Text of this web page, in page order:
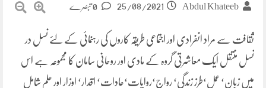
Abdul Khateeb
25/08/2021
ثقافت سے مراد انفرادی اور اجتماعی طریقہ کاروں کی رہنمائی کے لئے نسل در
نسل منتقل ایک معاشرتی گروہ کے مادی اور روحانی سامان کا مجموعہ ہے اس
میں زبان‘ عمل‘طرز زندگی‘ رواج‘روایات‘عادات‘ اقدار‘ اوزار اور علم شامل